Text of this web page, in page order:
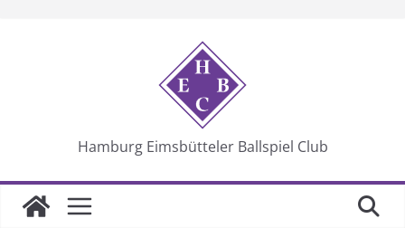
Hamburg Eimsbütteler Ballspiel Club